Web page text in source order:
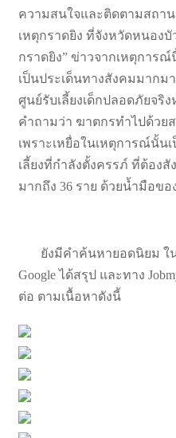
ความสนใจและติดตามสถา
เหตุกราดยิง ที่จังหวัดหนอง
กราดยิง” ข่าวจากเหตุการณ์
เป็นประเด็นทางสังคมมากม
ศูนย์รับเลี้ยงเด็กปลอดภัยจริ
คำถามว่า ฆาตกรทำไปด้วยส
เพราะเหยื่อในเหตุการณ์นั้น
เลี้ยงที่กำลังตั้งครรภ์ ที่ต้องสั
มากถึง 36 ราย ด้วยน้ำมือข
ยังมีคำค้นหายอดนิยม ใน
Google ได้สรุป และทาง
ต่อ ตามเนื้อหาดังนี้